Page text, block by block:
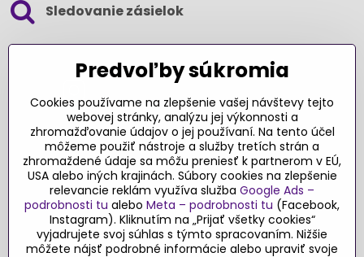
Sledovanie zásielok
Ďakujeme za podporu
Sme slovenský e-shop​. Fungujeme len
vďaka vám – rodičom a všetkým, ktorí veria
v poctivý výber kvalitných hračiek s
pridanou hodnotou​. Každý nákup na
Originalnehracky​.sk je pre nás podporou a
motiváciou prinášať hračky a produkty,
Predvoľby súkromia
Cookies používame na zlepšenie vašej návštevy tejto
webovej stránky, analýzu jej výkonnosti a
zhromažďovanie údajov o jej používaní. Na tento účel
môžeme použiť nástroje a služby tretích strán a
zhromaždené údaje sa môžu preniesť k partnerom v EÚ,
USA alebo iných krajinách. Súbory cookies na zlepšenie
relevancie reklám využíva služba Google Ads –
podrobnosti tu alebo Meta – podrobnosti tu (Facebook,
Instagram). Kliknutím na „Prijať všetky cookies“
vyjadrujete svoj súhlas s týmto spracovaním. Nižšie
môžete nájsť podrobné informácie alebo upraviť svoje